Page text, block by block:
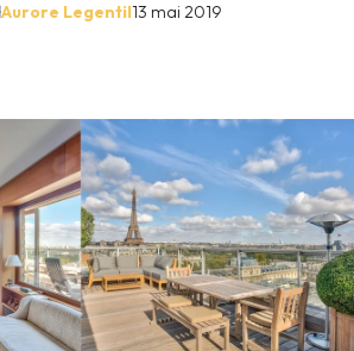
13 mai 2019
Aurore Legentil